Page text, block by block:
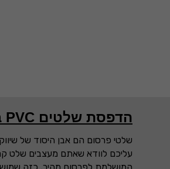
הדפסת שלטים PVC בגודל 40X40 סנטימטר
שלטי פרסום הם אבן היסוד של
עליכם לוודא שאתם מעצבים שלט